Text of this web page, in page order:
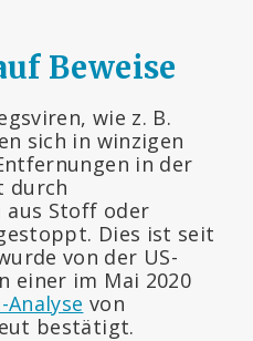
Beweise
wie z. B.
sich in winzigen
in der
durch
aus Stoff oder
Dies ist seit
von der US-
einer im Mai 2020
Analyse von
bestätigt.